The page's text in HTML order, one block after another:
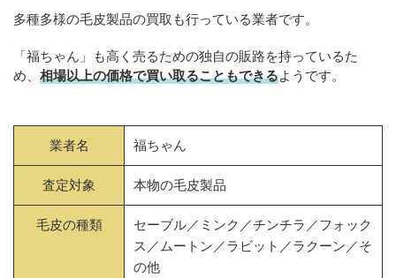
多種多様の毛皮製品の買取も行っている業者です。
「福ちゃん」も高く売るための独自の販路を持っているた
め、 相場以上の価格で買い取ることもできるようです。
業者名 福ちゃん
査定対象 本物の毛皮製品
毛皮の種類
セーブル／ミンク／チンチラ／フォック
ス／ムートン／ラビット／ラクーン／そ
の他